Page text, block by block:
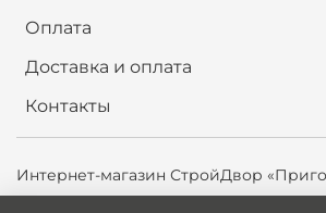
Оплата
Доставка и оплата
Контакты
Интернет-магазин СтройДвор